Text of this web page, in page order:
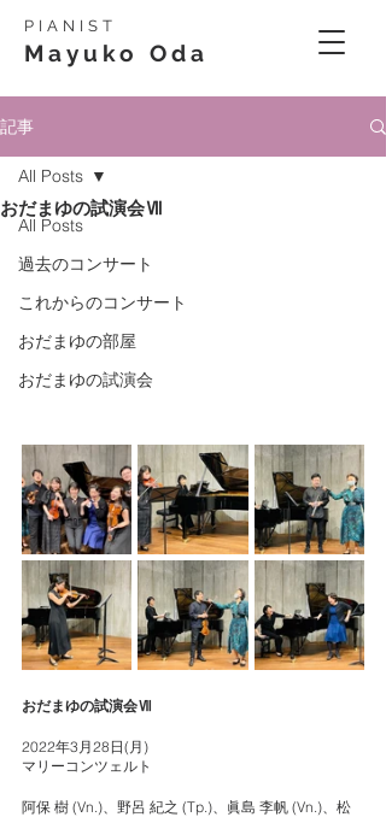
PIANIST
Mayuko Oda
記事
All Posts
過去のコンサート
これからのコンサート
おだまゆの部屋
おだまゆの試演会
All Posts
おだまゆの試演会Ⅶ
おだまゆの試演会Ⅶ
2022年3月28日(月)
マリーコンツェルト
阿保 樹 (Vn.)、野呂 紀之 (Tp.)、眞島 李帆 (Vn.)、松